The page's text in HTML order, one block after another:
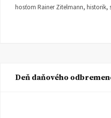
hosťom Rainer Zitelmann,
Deň daňového